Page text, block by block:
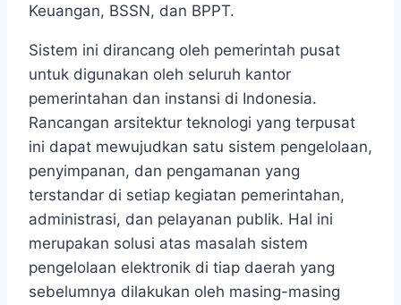
Keuangan, BSSN, dan BPPT.
Sistem ini dirancang oleh pemerintah pusat
untuk digunakan oleh seluruh kantor
pemerintahan dan instansi di Indonesia.
Rancangan arsitektur teknologi yang terpusat
ini dapat mewujudkan satu sistem pengelolaan,
penyimpanan, dan pengamanan yang
terstandar di setiap kegiatan pemerintahan,
administrasi, dan pelayanan publik. Hal ini
merupakan solusi atas masalah sistem
pengelolaan elektronik di tiap daerah yang
sebelumnya dilakukan oleh masing-masing